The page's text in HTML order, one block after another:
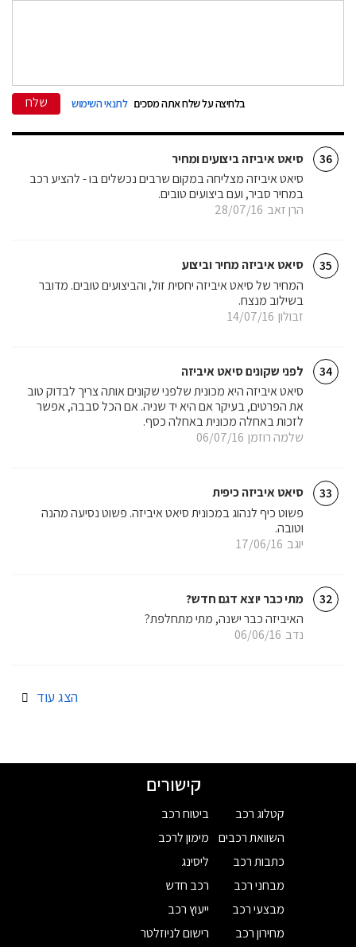
בלחיצה על שלח אתה מסכים לתנאי השימוש שלח
36 סיאט איביזה ביצועים ומחיר
הרן זאב 28/07/16
סיאט איביזה מצליחה במקום שרבים נכשלים בו - להציע רכב
במחיר סביר, ועם ביצועים טובים.
35 סיאט איביזה מחיר וביצוע
זבולון 14/07/16
המחיר של סיאט איביזה יחסית זול, והביצועים טובים. מדובר
בשילוב מנצח.
34 לפני שקונים סיאט איביזה
שלמה רוזמן 06/07/16
סיאט איביזה היא מכונית שלפני שקונים אותה צריך לבדוק טוב
את הפרטים, בעיקר אם היא יד שניה. אם הכל סבבה, אפשר
לזכות באחלה מכונית באחלה כסף.
33 סיאט איביזה כיפית
יוגב 17/06/16
פשוט כיף לנהוג במכונית סיאט איביזה. פשוט נסיעה מהנה
וטובה.
32 מתי כבר יוצא דגם חדש?
נדב 06/06/16
האיביזה כבר ישנה, מתי מתחלפת?
הצג עוד
קישורים
קטלוג רכב
השוואת רכבים
כתבות רכב
מבחני רכב
מבצעי רכב
מחירון רכב
ביטוח רכב
מימון לרכב
ליסינג
רכב חדש
ייעוץ רכב
רישום לניוזלטר